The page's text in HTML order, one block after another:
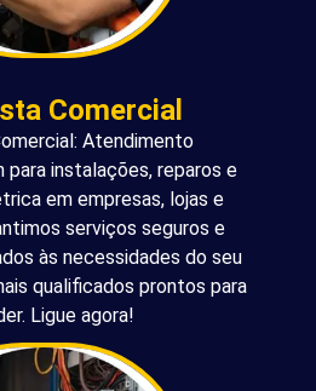
Comercial
Atendimento
para instalações, reparos e
em empresas, lojas e
serviços seguros e
às necessidades do seu
qualificados prontos para
Ligue agora!